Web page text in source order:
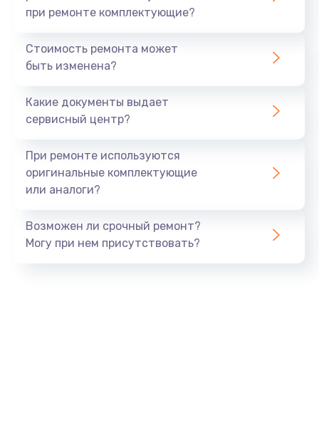
при ремонте комплектующие?
Стоимость ремонта может
быть изменена?
Какие документы выдает
сервисный центр?
При ремонте используются
оригинальные комплектующие
или аналоги?
Возможен ли срочный ремонт?
Могу при нем присутствовать?